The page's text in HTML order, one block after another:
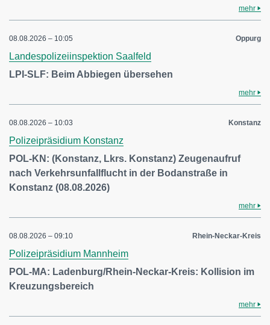
mehr
08.08.2026 – 10:05 Oppurg
Landespolizeiinspektion Saalfeld
LPI-SLF: Beim Abbiegen übersehen
mehr
08.08.2026 – 10:03 Konstanz
Polizeipräsidium Konstanz
POL-KN: (Konstanz, Lkrs. Konstanz) Zeugenaufruf
nach Verkehrsunfallflucht in der Bodanstraße in
Konstanz (08.08.2026)
mehr
08.08.2026 – 09:10 Rhein-Neckar-Kreis
Polizeipräsidium Mannheim
POL-MA: Ladenburg/Rhein-Neckar-Kreis: Kollision im
Kreuzungsbereich
mehr